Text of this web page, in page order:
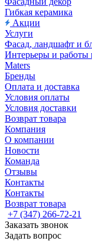
Гибкая керамика
Акции
Услуги
Фасад, ландшафт и
Интерьеры и
Maters
Бренды
Оплата и доставка
Условия оплаты
Условия доставки
Возврат товара
Компания
О компании
Новости
Команда
Отзывы
Контакты
Контакты
Возврат товара
+7 (347) 266-72-21
Заказать звонок
Задать вопрос